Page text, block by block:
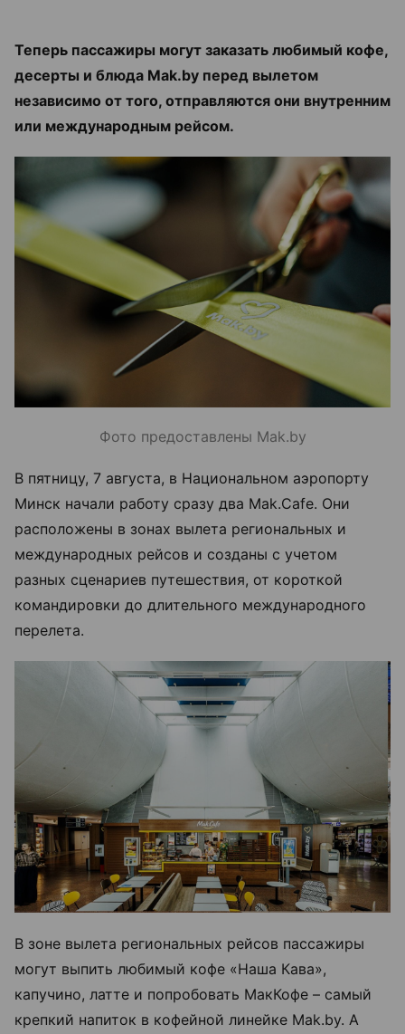
Теперь пассажиры могут заказать любимый кофе,
десерты и блюда Mak.by перед вылетом
независимо от того, отправляются они внутренним
или международным рейсом.
Фото предоставлены Mak.by
В пятницу, 7 августа, в Национальном аэропорту
Минск начали работу сразу два Mak.Cafe. Они
расположены в зонах вылета региональных и
международных рейсов и созданы с учетом
разных сценариев путешествия, от короткой
командировки до длительного международного
перелета.
В зоне вылета региональных рейсов пассажиры
могут выпить любимый кофе «Наша Кава»,
капучино, латте и попробовать МакКофе – самый
крепкий напиток в кофейной линейке Mak.by. А